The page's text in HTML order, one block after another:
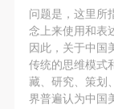
问题是，这里所
念上来使用和表
因此，关于中国
传统的思维模式
藏、研究、策划
界普遍认为中国
关“章程”规定
中央美术学院
第一条
本次活动公平
关“章程”规定
中央美术学院
第一条
本次活动公平
关“章程”规定
中央美术学院
第一条
本次活动公平